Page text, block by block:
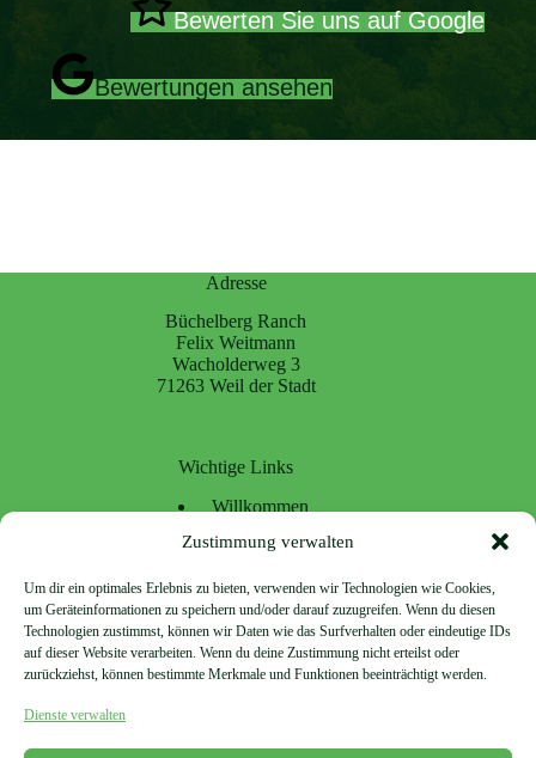
Zustimmung verwalten
Um dir ein optimales Erlebnis zu bieten, verwenden wir Technologien wie Cookies,
um Geräteinformationen zu speichern und/oder darauf zuzugreifen. Wenn du diesen
Technologien zustimmst, können wir Daten wie das Surfverhalten oder eindeutige IDs
auf dieser Website verarbeiten. Wenn du deine Zustimmung nicht erteilst oder
zurückziehst, können bestimmte Merkmale und Funktionen beeinträchtigt werden.
Dienste verwalten
Bewerten Sie uns auf Google
Bewertungen ansehen
Adresse
Büchelberg Ranch
Felix Weitmann
Wacholderweg 3
71263 Weil der Stadt
Wichtige Links
Willkommen
Unsere Ranch
Aktuelles
Kontakt